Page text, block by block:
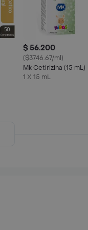
$ 56.200
($3746.67/ml)
Mk Cetirizina (15 mL)
1 X 15 mL